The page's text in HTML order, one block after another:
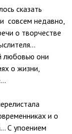
сказать
совсем недавно,
о творчестве
любовью они
о жизни,
и о
С упоением